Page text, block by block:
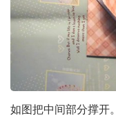
如图把中间部分撑开。